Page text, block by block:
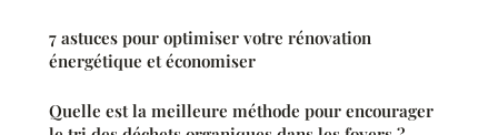
7 astuces pour optimiser votre rénovation
énergétique et économiser
Quelle est la meilleure méthode pour encourager